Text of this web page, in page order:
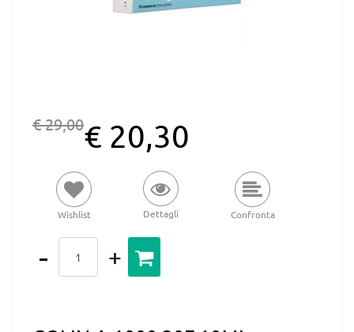
€ 29,00€ 20,30
Wishlist Dettagli Confronta